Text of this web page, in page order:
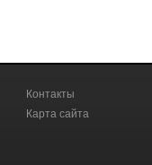
Контакты
Карта сайта